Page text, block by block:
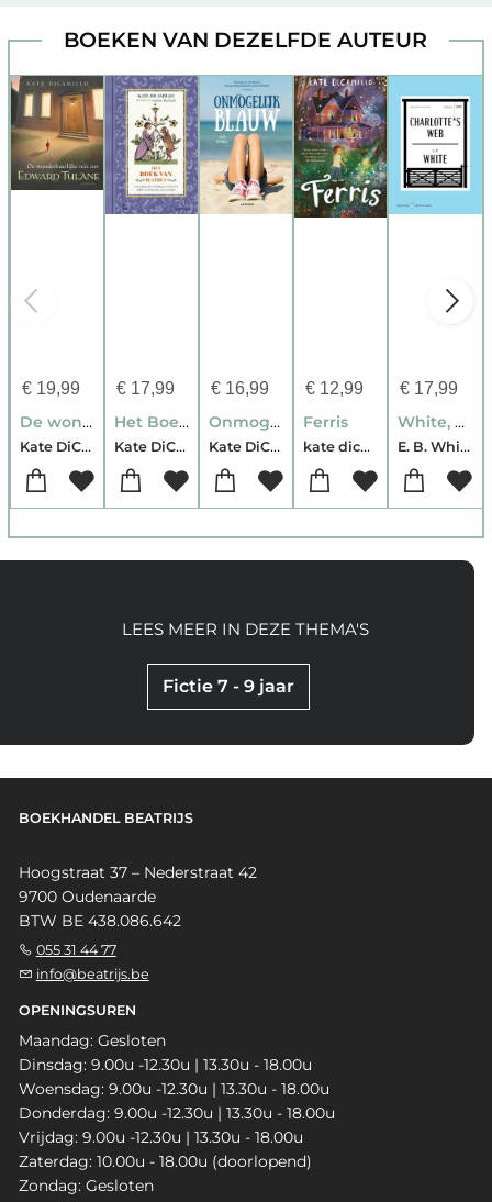
BOEKEN VAN DEZELFDE AUTEUR
€19,99
De wonderbaarlijke reis van Edward Tulane
Kate DiCamillo
€17,99
Het Boek van Beatrice
Kate DiCamillo
€ 16,99
Onmogelijk blauw
Kate DiCamillo
€ 12,99
Ferris
kate dicamillo
€ 17,99
White, E: Charlotte's Web American Classics Edition
E. B. White-Kate DiCamillo
Fictie 7 - 9 jaar
LEES MEER IN DEZE THEMA'S
BOEKHANDEL BEATRIJS
Hoogstraat 37 – Nederstraat 42
9700 Oudenaarde
BTW BE 438.086.642
055 31 44 77
info@beatrijs.be
OPENINGSUREN
Maandag: Gesloten
Dinsdag: 9.00u -12.30u | 13.30u - 18.00u
Woensdag: 9.00u -12.30u | 13.30u - 18.00u
Donderdag: 9.00u -12.30u | 13.30u - 18.00u
Vrijdag: 9.00u -12.30u | 13.30u - 18.00u
Zaterdag: 10.00u - 18.00u (doorlopend)
Zondag: Gesloten